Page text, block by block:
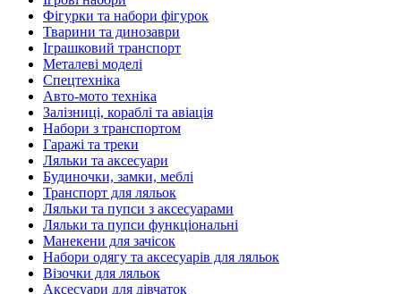
Фігурки та набори фігурок
Тварини та динозаври
Іграшковий транспорт
Металеві моделі
Спецтехніка
Авто-мото техніка
Залізниці, кораблі та авіація
Набори з транспортом
Гаражі та треки
Ляльки та аксесуари
Будиночки, замки, меблі
Транспорт для ляльок
Ляльки та пупси з аксесуарами
Ляльки та пупси функціональні
Манекени для зачісок
Набори одягу та аксесуарів для ляльок
Візочки для ляльок
Аксесуари для дівчаток